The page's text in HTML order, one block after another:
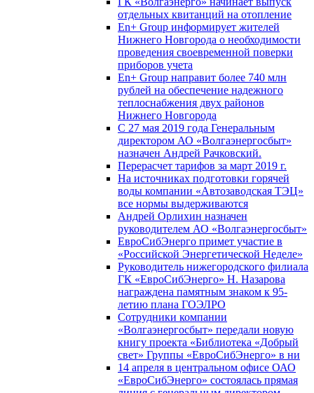
отдельных квитанций на отопление
En+ Group информирует жителей
Нижнего Новгорода о необходимости
проведения своевременной поверки
приборов учета
En+ Group направит более 740 млн
рублей на обеспечение надежного
теплоснабжения двух районов
Нижнего Новгорода
С 27 мая 2019 года Генеральным
директором АО «Волгаэнергосбыт»
назначен Андрей Рачковский.
Перерасчет тарифов за март 2019 г.
На источниках подготовки горячей
воды компании «Автозаводская ТЭЦ»
все нормы выдерживаются
Андрей Орлихин назначен
руководителем АО «Волгаэнергосбыт»
ЕвроСибЭнерго примет участие в
«Российской Энергетической Неделе»
Руководитель нижегородского филиала
ГК «ЕвроСибЭнерго» Н. Назарова
награждена памятным знаком к 95-
летию плана ГОЭЛРО
Сотрудники компании
«Волгаэнергосбыт» передали новую
книгу проекта «Библиотека «Добрый
свет» Группы «ЕвроСибЭнерго» в ни
14 апреля в центральном офисе ОАО
«ЕвроСибЭнерго» состоялась прямая